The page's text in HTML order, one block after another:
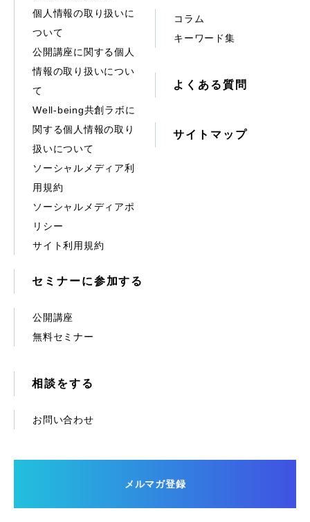
個人情報の取り扱いに
ついて
公開講座に関する個人
情報の取り扱いについ
て
Well-being共創ラボに
関する個人情報の取り
扱いについて
ソーシャルメディア利
用規約
ソーシャルメディアポ
リシー
サイト利用規約
コラム
キーワード集
よくある質問
サイトマップ
セミナーに参加する
公開講座
無料セミナー
相談をする
お問い合わせ
メルマガ登録